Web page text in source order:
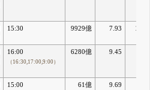
15:30 9929億 7.93
16:00
（16:30,17:00,9:00）
6280億 9.45
15:00 61億 9.69